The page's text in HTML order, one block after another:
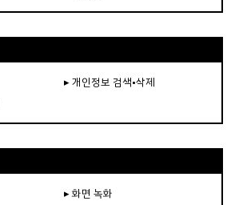
▸ 개인정보 검색•삭제
▸ 화면 녹화